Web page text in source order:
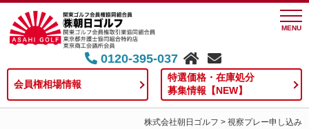
MENU
0120-395-037
会員権相場情報
特選価格・在庫処分
募集情報【NEW】
株式会社朝日ゴルフ > 視察プレー申し込み